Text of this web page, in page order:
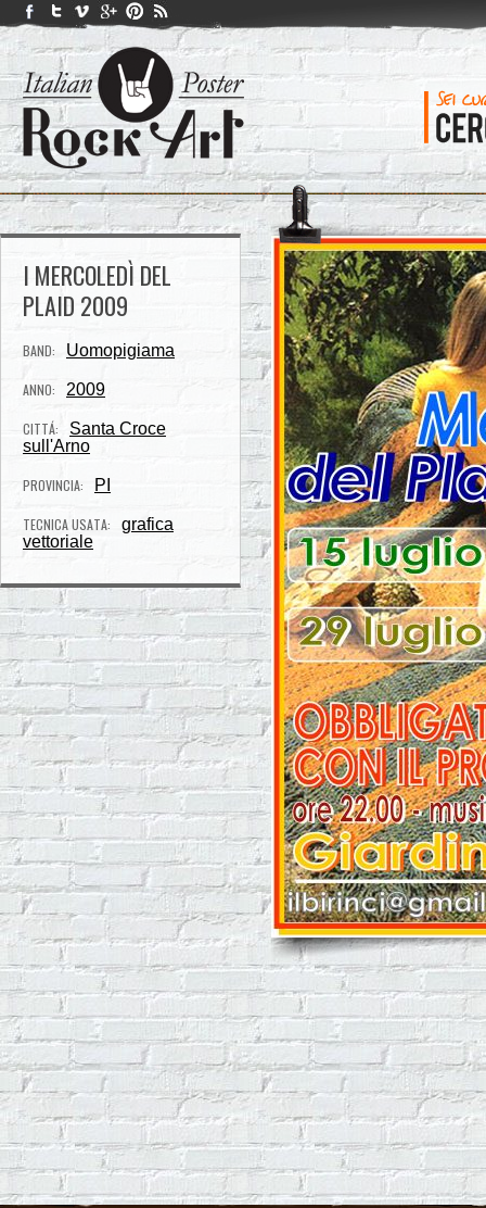
I MERCOLEDÌ DEL
PLAID 2009
BAND: Uomopigiama
ANNO: 2009
CITTÁ:
Santa Croce
sull'Arno
PROVINCIA: PI
TECNICA USATA:
grafica
vettoriale